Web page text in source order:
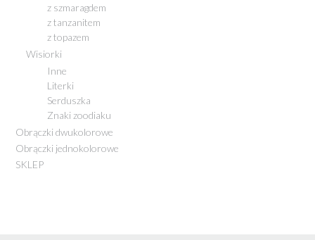
z szmaragdem
z tanzanitem
z topazem
Wisiorki
Inne
Literki
Serduszka
Znaki zoodiaku
Obrączki dwukolorowe
Obrączki jednokolorowe
SKLEP